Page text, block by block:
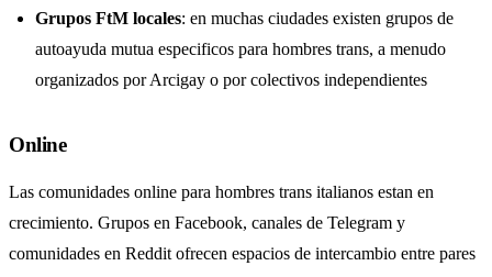
Grupos FtM locales: en muchas ciudades existen grupos de
autoayuda mutua especificos para hombres trans, a menudo
organizados por Arcigay o por colectivos independientes
Online
Las comunidades online para hombres trans italianos estan en
crecimiento. Grupos en Facebook, canales de Telegram y
comunidades en Reddit ofrecen espacios de intercambio entre pares